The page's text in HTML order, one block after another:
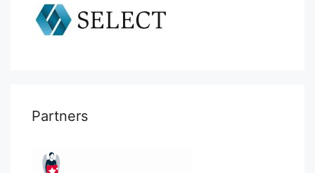
Partners